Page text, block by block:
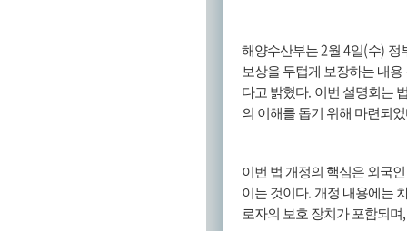
해양수산부는2월 4일(수) 정
보상을 두텁게 보장하는 내용
다고 밝혔다. 이번 설명회는
의 이해를 돕기 위해 마련되
이번 법 개정의 핵심은 외국
이는 것이다. 개정 내용에는
로자의 보호 장치가 포함되며